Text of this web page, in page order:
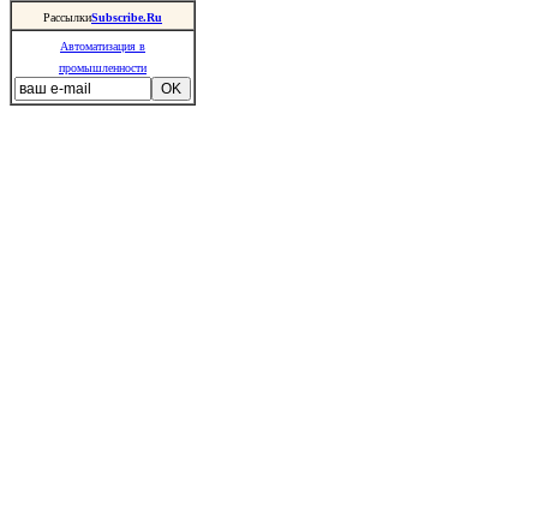
РассылкиSubscribe.Ru
Автоматизация в
промышленности